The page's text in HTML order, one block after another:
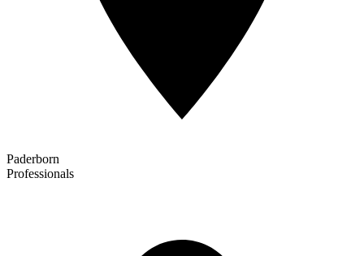
Paderborn
Professionals